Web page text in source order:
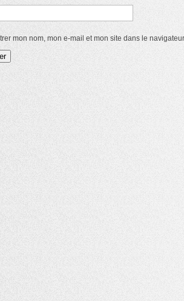
mon nom, mon e-mail et mon site dans le